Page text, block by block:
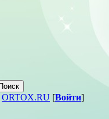
ORTOX.RU [Войти]